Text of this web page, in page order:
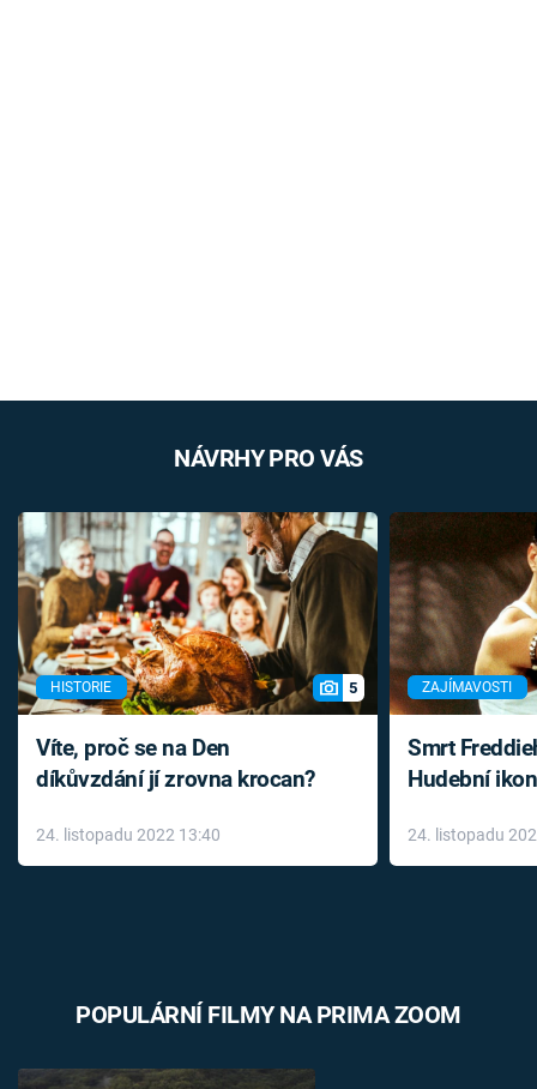
NÁVRHY PRO VÁS
HISTORIE 5
Víte, proč se na Den
díkůvzdání jí zrovna krocan?
24. listopadu 2022 13:40
ZAJÍMAVOSTI
Smrt
Hudební
léky
24. listopadu
POPULÁRNÍ FILMY NA PRIMA ZOOM